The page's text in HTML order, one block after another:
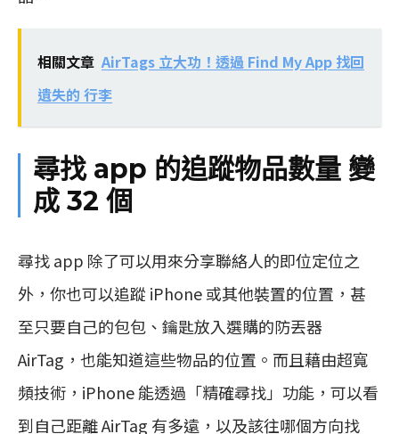
相關文章 AirTags 立大功！透過 Find My App 找回
遺失的 行李
尋找 app 的追蹤物品數量 變
成 32 個
尋找 app 除了可以用來分享聯絡人的即位定位之
外，你也可以追蹤 iPhone 或其他裝置的位置，甚
至只要自己的包包、鑰匙放入選購的防丟器
AirTag，也能知道這些物品的位置。而且藉由超寬
頻技術，iPhone 能透過「精確尋找」功能，可以看
到自己距離 AirTag 有多遠，以及該往哪個方向找